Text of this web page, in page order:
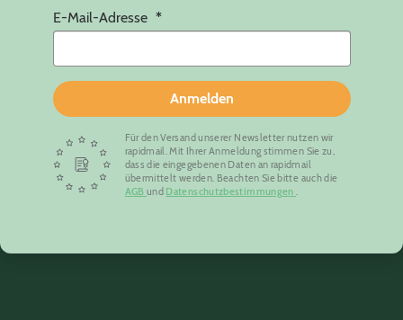
E-Mail-Adresse
Anmelden
Für den Versand unserer Newsletter nutzen wir
rapidmail. Mit Ihrer Anmeldung stimmen Sie zu,
dass die eingegebenen Daten an rapidmail
übermittelt werden. Beachten Sie bitte auch die
AGB und Datenschutzbestimmungen.